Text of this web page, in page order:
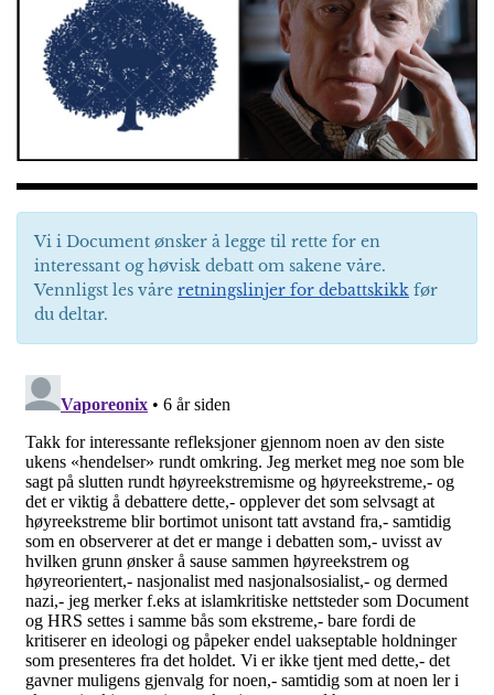
Vi i Document ønsker å legge til rette for en
interessant og høvisk debatt om sakene våre.
Vennligst les våre retningslinjer for debattskikk før
du deltar.